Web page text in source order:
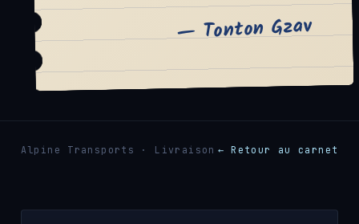
— Tonton Gzav
Alpine Transports · Livraison ← Retour au carnet